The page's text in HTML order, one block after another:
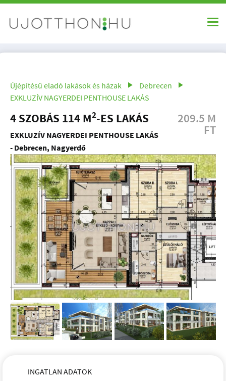
Újépítésű eladó lakások és házak
Debrecen
EXKLUZÍV NAGYERDEI PENTHOUSE LAKÁS
4 SZOBÁS 114 M2-ES LAKÁS
EXKLUZÍV NAGYERDEI PENTHOUSE LAKÁS
- Debrecen, Nagyerdő
209.5 M
FT
INGATLAN ADATOK